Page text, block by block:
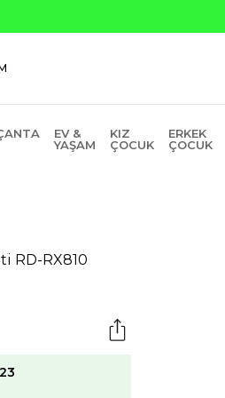
EV &
YAŞAM
KIZ
ÇOCUK
ERKEK
ÇOCUK
RD-RX810